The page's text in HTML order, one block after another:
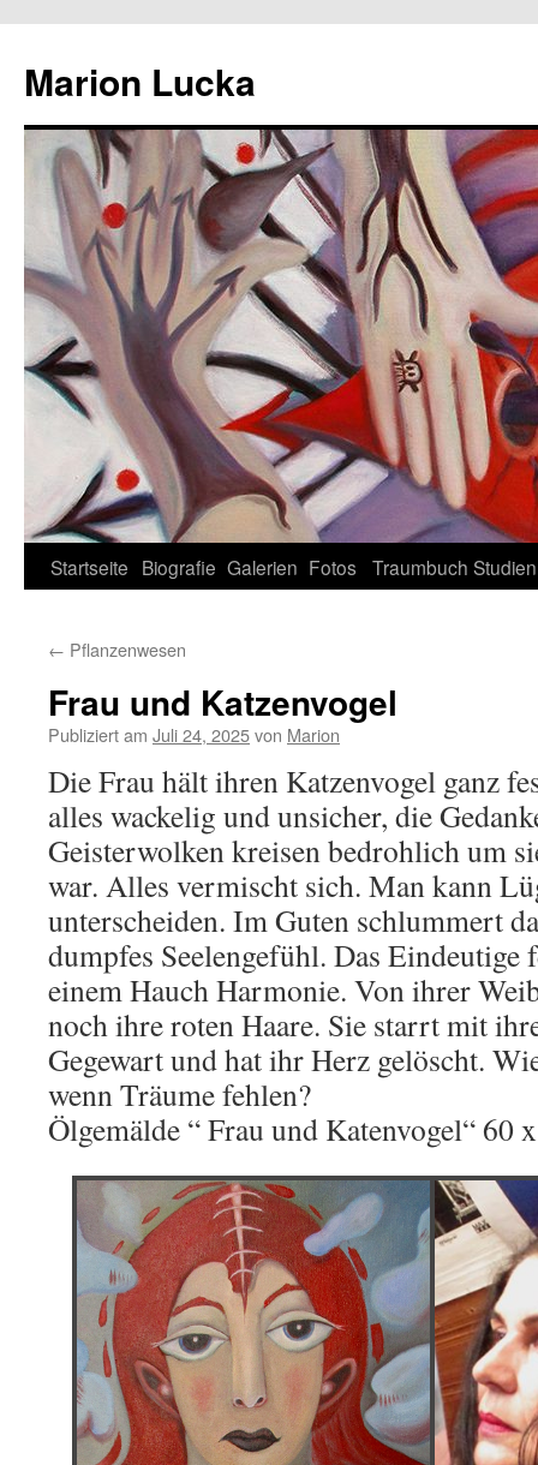
Marion Lucka
Zum
springen
Startseite Biografie Galerien Fotos Traumbuch Studien
← Pflanzenwesen
Frau und Katzenvogel
Publiziert am Juli 24, 2025von Marion
Die Frau hält ihren Katzenvogel ganz
alles wackelig und unsicher, die
Geisterwolken kreisen bedrohlich um
war. Alles vermischt sich. Man kann
unterscheiden. Im Guten schlummert
dumpfes Seelengefühl. Das
einem Hauch Harmonie. Von ihrer
noch ihre roten Haare. Sie starrt mit
Gegewart und hat ihr Herz gelöscht.
wenn Träume fehlen?
Ölgemälde “ Frau und Katenvogel“ 60